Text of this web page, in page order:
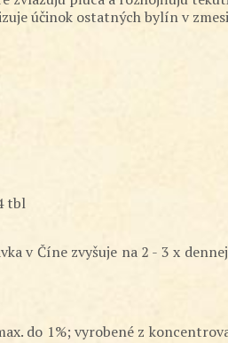
účinok ostatných bylín v zmesi
tbl
v Číne zvyšuje na 2 - 3 x
do 1%; vyrobené z